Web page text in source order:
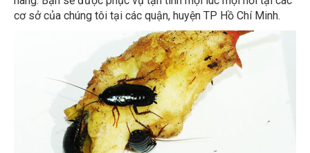
cơ sở của chúng tôi tại các quận, huyện TP Hồ Chí Minh.